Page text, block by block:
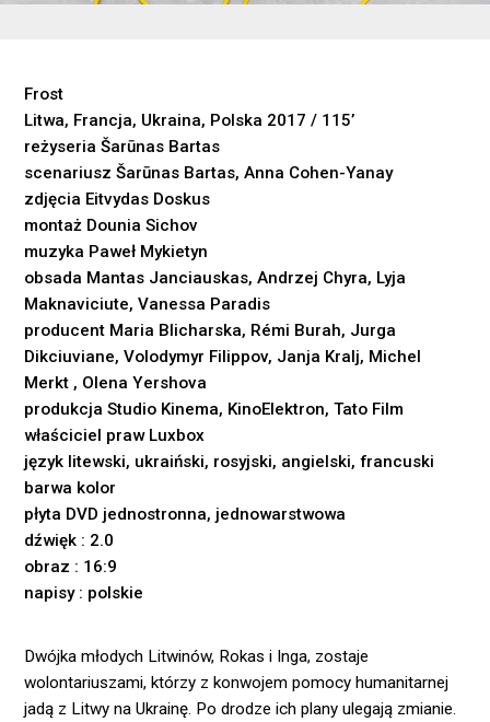
Frost
Litwa, Francja, Ukraina, Polska 2017 / 115’
reżyseria Šarūnas Bartas
scenariusz Šarūnas Bartas, Anna Cohen-Yanay
zdjęcia Eitvydas Doskus
montaż Dounia Sichov
muzyka Paweł Mykietyn
obsada Mantas Janciauskas, Andrzej Chyra, Lyja
Maknaviciute, Vanessa Paradis
producent Maria Blicharska, Rémi Burah, Jurga
Dikciuviane, Volodymyr Filippov, Janja Kralj, Michel
Merkt , Olena Yershova
produkcja Studio Kinema, KinoElektron, Tato Film
właściciel praw Luxbox
język litewski, ukraiński, rosyjski, angielski, francuski
barwa kolor
płyta DVD jednostronna, jednowarstwowa
dźwięk : 2.0
obraz : 16:9
napisy : polskie
Dwójka młodych Litwinów, Rokas i Inga, zostaje
wolontariuszami, którzy z konwojem pomocy humanitarnej
jadą z Litwy na Ukrainę. Po drodze ich plany ulegają zmianie.